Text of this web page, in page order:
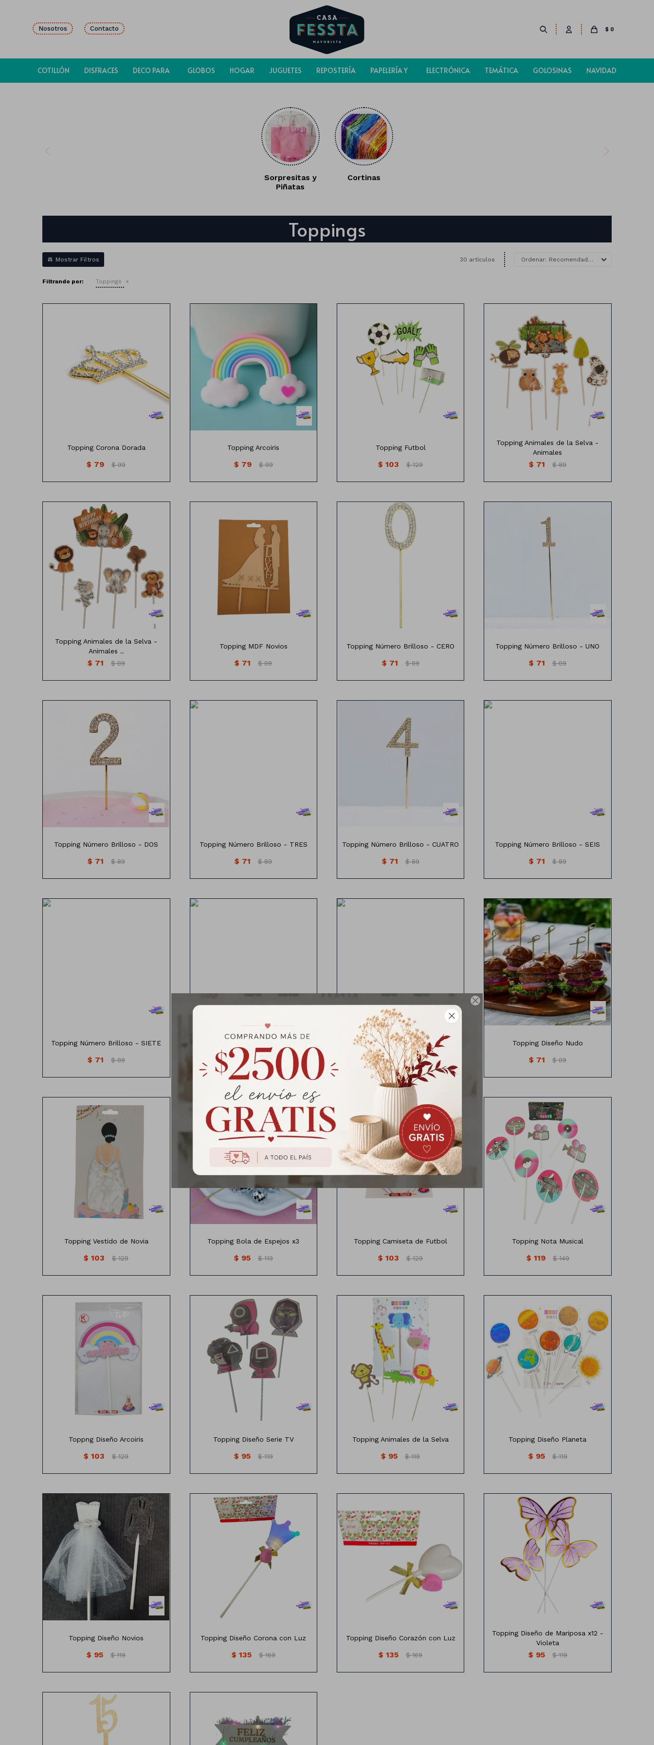

COTILLÓN DISFRACES DECO PARA GLOBOS HOGAR JUGUETES REPOSTERÍA PAPELERÍA Y ELECTRÓNICA TEMÁTICA GOLOSINAS NAVIDAD
$ 0
Nosotros Contacto
Sorpresitas y
Piñatas
Cortinas
Toppings
30 artículos Recomendados
Filtrando por: Toppings
10cm x5 cm
Topping Corona Dorada
$ 79 $ 99
topping arcoiris de goma
11cm x8cm
Topping Arcoiris
$ 79 $ 99
Topping de futbol
Topping Futbol
$ 103 $ 129
Topping animales de la selva
Topping Animales de la Selva -
Animales
$ 71 $ 89
Topping animales de la selva
Topping Animales de la Selva -
Animales ..
$ 71 $ 89
Topping Novios en mdf
Topping MDF Novios
$ 71 $ 89
Topping Número Brilloso - CERO
$ 71 $ 89
Topping Número con brillos
Topping Número Brilloso - UNO
$ 71 $ 89
Topping Número con brillos
Topping Número Brilloso - DOS
$ 71 $ 89
Topping Número Brilloso - TRES
$ 71 $ 89
Topping Número con brillos
Topping Número Brilloso - CUATRO
$ 71 $ 89
Topping Número Brilloso - SEIS
$ 71 $ 89
Topping Número Brilloso - SIETE
$ 71 $ 89 $ 71 $ 89
Topping Número Brilloso - NUEVE
$ 71 $ 89
Topping diseño nudo
Topping Diseño Nudo
$ 71 $ 89
Topping vestido de novia
Topping Vestido de Novia
$ 103 $ 129
Topping Bola de espejos x3
Medidas : 3cm de diametro
Topping Bola de Espejos x3
$ 95 $ 119
Topping camiseta de futbol x5
unidades
Topping Camiseta de Futbol
$ 103 $ 129
Topping nota musical
Topping Nota Musical
$ 119 $ 149
Topping diseño Arcoiris
Toppng Diseño Arcoiris
$ 103 $ 129
Topping diseño serie de tv x4
Topping Diseño Serie TV
$ 95 $ 119
Topping de animales de la selva x 6
undades
Topping Animales de la Selva
$ 95 $ 119
Topping Diseños planetas x8
Topping Diseño Planeta
$ 95 $ 119
Topping Diseño Novios
$ 95 $ 119
Topping Diseño Corona con Luz
$ 135 $ 169
Topping forma de corazon con luz
Topping Diseño Corazón con Luz
$ 135 $ 169
Topping diseño de Mariposa x12
Topping Diseño de Mariposa x12 -
Violeta
$ 95 $ 119